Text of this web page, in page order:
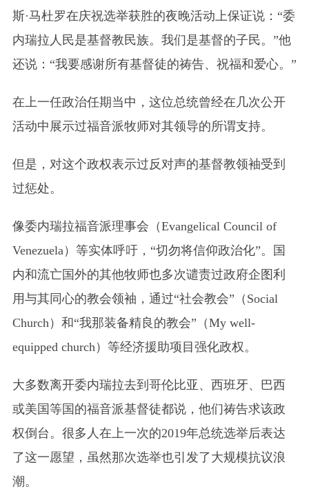
斯·马杜罗在庆祝选举获胜的夜晚活动上保证说：“委
内瑞拉人民是基督教民族。我们是基督的子民。”他
还说：“我要感谢所有基督徒的祷告、祝福和爱心。”
在上一任政治任期当中，这位总统曾经在几次公开
活动中展示过福音派牧师对其领导的所谓支持。
但是，对这个政权表示过反对声的基督教领袖受到
过惩处。
像委内瑞拉福音派理事会 （Evangelical Council of
Venezuela） 等实体呼吁，“切勿将信仰政治化”。国
内和流亡国外的其他牧师也多次谴责过政府企图利
用与其同心的教会领袖，通过“社会教会” （Social
Church） 和“我那装备精良的教会” （My well-
equipped church） 等经济援助项目强化政权。
大多数离开委内瑞拉去到哥伦比亚、西班牙、巴西
或美国等国的福音派基督徒都说，他们祷告求该政
权倒台。很多人在上一次的2019年总统选举后表达
了这一愿望，虽然那次选举也引发了大规模抗议浪
潮。